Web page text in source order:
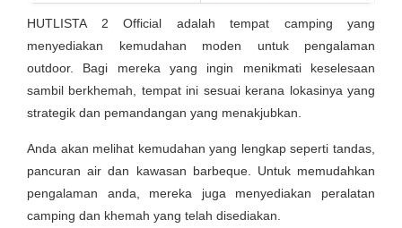
HUTLISTA 2 Official adalah tempat camping yang
menyediakan kemudahan moden untuk pengalaman
outdoor. Bagi mereka yang ingin menikmati keselesaan
sambil berkhemah, tempat ini sesuai kerana lokasinya yang
strategik dan pemandangan yang menakjubkan.
Anda akan melihat kemudahan yang lengkap seperti tandas,
pancuran air dan kawasan barbeque. Untuk memudahkan
pengalaman anda, mereka juga menyediakan peralatan
camping dan khemah yang telah disediakan.